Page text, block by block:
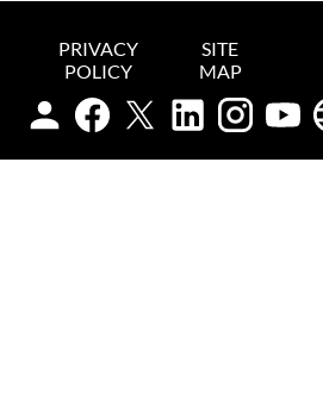
PRIVACY
POLICY
SITE
MAP